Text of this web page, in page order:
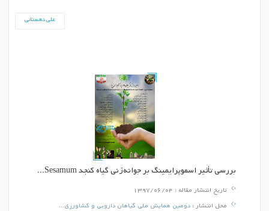
علی دهستانی
بررسي تأثير اسموپرايمينگ بر جوانه‌زني گياه کنجد Sesamum...
تاریخ انتشار مقاله : 1397/06/04
محل انتشار : دومین همایش ملی گیاهان دارویی و کشاورزی...